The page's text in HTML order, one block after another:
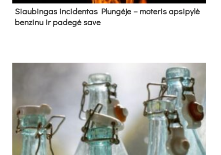
Siau­bin­gas in­ci­den­tas Plun­gė­je – mo­te­ris ap­si­py­lė
ben­zi­nu ir pa­de­gė sa­ve